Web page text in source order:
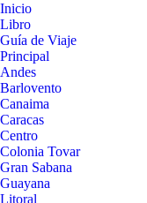
Inicio
Libro
Guía de Viaje
Principal
Andes
Barlovento
Canaima
Caracas
Centro
Colonia Tovar
Gran Sabana
Guayana
Litoral